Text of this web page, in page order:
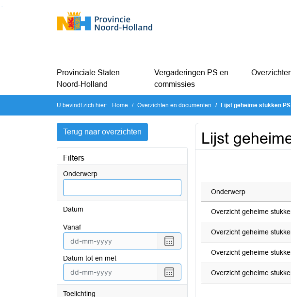
Ga naar de inhoud van deze pagina
Ga naar het zoeken
Provinciale Staten
Noord-Holland
Vergaderingen PS en
commissies
U bevindt zich hier: Home Overzichten en documenten Lijst geheime stukken PS
Terug naar overzichten
Filters
Onderwerp
Datum
vanaf
Selecteer
een
vanaf
Datum tot en met
Selecteer
een
Toelichting
Lijst
Onderwerp
Overzicht geheime
Overzicht geheime
Overzicht geheime
Overzicht geheime